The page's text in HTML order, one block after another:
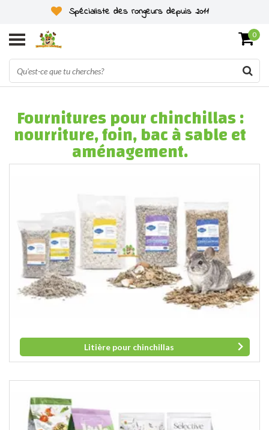
Spécialiste des rongeurs depuis 2011
0
Fournitures pour chinchillas :
nourriture, foin, bac à sable et
aménagement.
Litière pour chinchillas